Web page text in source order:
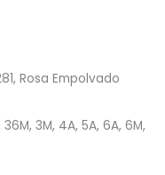
Rosa Empolvado
36M, 3M, 4A, 5A, 6A, 6M,